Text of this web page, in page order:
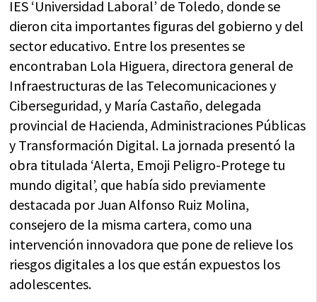
IES ‘Universidad Laboral’ de Toledo, donde se
dieron cita importantes figuras del gobierno y del
sector educativo. Entre los presentes se
encontraban Lola Higuera, directora general de
Infraestructuras de las Telecomunicaciones y
Ciberseguridad, y María Castaño, delegada
provincial de Hacienda, Administraciones Públicas
y Transformación Digital. La jornada presentó la
obra titulada ‘Alerta, Emoji Peligro-Protege tu
mundo digital’, que había sido previamente
destacada por Juan Alfonso Ruiz Molina,
consejero de la misma cartera, como una
intervención innovadora que pone de relieve los
riesgos digitales a los que están expuestos los
adolescentes.